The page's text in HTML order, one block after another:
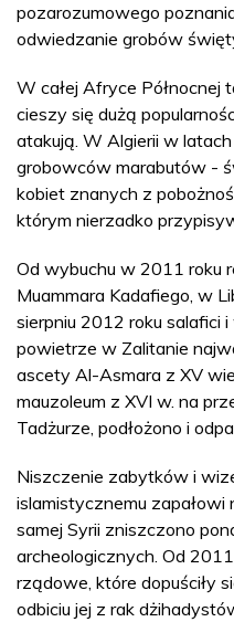
pozarozumowego
odwiedzanie grobów
W całej Afryce Północnej
cieszy się dużą
atakują. W Algierii w
grobowców marabutów -
kobiet znanych z
którym nierzadko
Od wybuchu w 2011 roku
Muammara Kadafiego, w
sierpniu 2012 roku salafici
powietrze w Zalitanie
ascety Al-Asmara z XV
mauzoleum z XVI w. na
Tadżurze, podłożono i
Niszczenie zabytków i
islamistycznemu zapałowi
samej Syrii zniszczono
archeologicznych. Od
rządowe, które dopuściły
odbiciu jej z rak